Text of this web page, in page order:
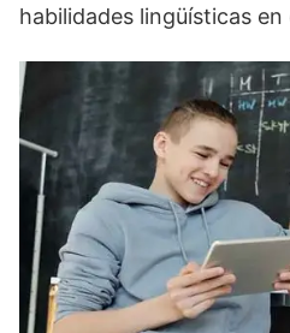
habilidades lingüísticas